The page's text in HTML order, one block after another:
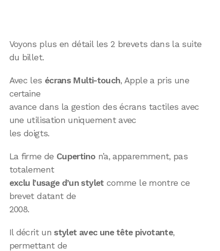
Voyons plus en détail les 2 brevets dans la suite
du billet.
Avec les écrans Multi-touch, Apple a pris une
certaine
avance dans la gestion des écrans tactiles avec
une utilisation uniquement avec
les doigts.
La firme de Cupertino n’a, apparemment, pas
totalement
exclu l’usage d’un stylet comme le montre ce
brevet datant de
2008.
Il décrit unstylet avec une tête pivotante,
permettant de